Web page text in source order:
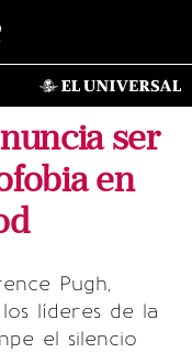
ser
en
Pugh,
líderes de la
el silencio